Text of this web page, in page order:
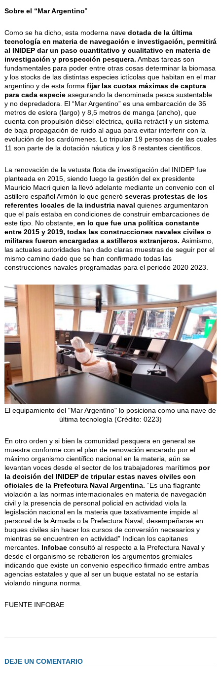
Sobre el “Mar Argentino”
Como se ha dicho, esta moderna navedotada de la última
tecnología en materia de navegación e investigación, permitirá
al INIDEP dar un paso cuantitativo y cualitativo en materia de
investigación y prospección pesquera. Ambas tareas son
fundamentales para poder entre otras cosas determinar la biomasa
y los stocks de las distintas especies ictícolas que habitan en el mar
argentino y de esta forma fijar las cuotas máximas de captura
para cada especieasegurando la denominada pesca sustentable
y no depredadora. El “Mar Argentino” es una embarcación de 36
metros de eslora (largo) y 8,5 metros de manga (ancho), que
cuenta con propulsión diésel eléctrica, quilla retráctil y un sistema
de baja propagación de ruido al agua para evitar interferir con la
evolución de los cardúmenes. Lo tripulan 19 personas de las cuales
11 son parte de la dotación náutica y los 8 restantes científicos.
La renovación de la vetusta flota de investigación del INIDEP fue
planteada en 2015, siendo luego la gestión del ex presidente
Mauricio Macri quien la llevó adelante mediante un convenio con el
astillero español Armón lo que generó severas protestas de los
referentes locales de la industria naval quienes argumentaron
que el país estaba en condiciones de construir embarcaciones de
este tipo. No obstante, en lo que fue una política constante
entre 2015 y 2019, todas las construcciones navales civiles o
militares fueron encargadas a astilleros extranjeros. Asimismo,
las actuales autoridades han dado claras muestras de seguir por el
mismo camino dado que se han confirmado todas las
construcciones navales programadas para el periodo 2020 2023.
El equipamiento del "Mar Argentino" lo posiciona como una nave de
última tecnología (Crédito: 0223)
En otro orden y si bien la comunidad pesquera en general se
muestra conforme con el plan de renovación encarado por el
máximo organismo científico nacional en la materia, aún se
levantan voces desde el sector de los trabajadores marítimos por
la decisión del INIDEP de tripular estas naves civiles con
oficiales de la Prefectura Naval Argentina. “Es una flagrante
violación a las normas internacionales en materia de navegación
civil y la presencia de personal policial en actividad viola la
legislación nacional en la materia que taxativamente impide al
personal de la Armada o la Prefectura Naval, desempeñarse en
buques civiles sin hacer los cursos de conversión necesarios y
mientras se encuentren en actividad” Indican los capitanes
mercantes. Infobae consultó al respecto a la Prefectura Naval y
desde el organismo se rebatieron los argumentos gremiales
indicando que existe un convenio específico firmado entre ambas
agencias estatales y que al ser un buque estatal no se estaría
violando ninguna norma.
FUENTE INFOBAE
DEJE UN COMENTARIO